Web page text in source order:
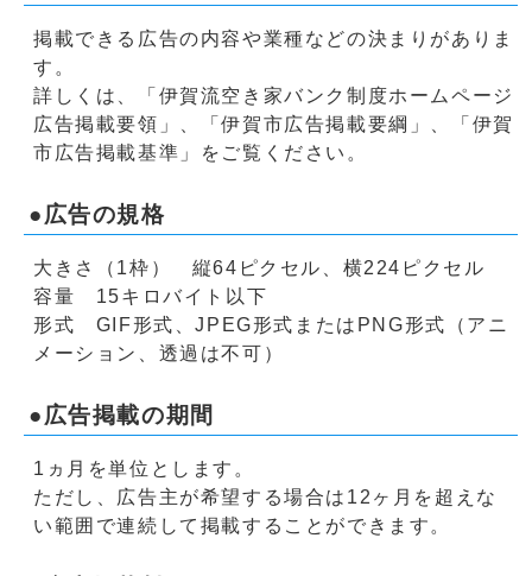
掲載できる広告の内容や業種などの決まりがありま
す。
詳しくは、「伊賀流空き家バンク制度ホームページ
広告掲載要領」、「伊賀市広告掲載要綱」、「伊賀
市広告掲載基準」をご覧ください。
●広告の規格
大きさ（1枠） 縦64ピクセル、横224ピクセル
容量 15キロバイト以下
形式 GIF形式、JPEG形式またはPNG形式（アニ
メーション、透過は不可）
●広告掲載の期間
1ヵ月を単位とします。
ただし、広告主が希望する場合は12ヶ月を超えな
い範囲で連続して掲載することができます。